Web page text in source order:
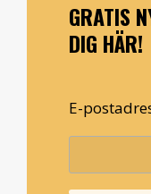
GRATIS
DIG HÄR!
E-